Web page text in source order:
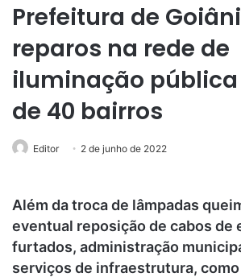
Prefeitura de
reparos na rede de
iluminação
de 40 bairros
Editor 2 de junho de 2022
Além da troca de lâmpadas
eventual reposição de cabos de
furtados, administração
serviços de infraestrutura,